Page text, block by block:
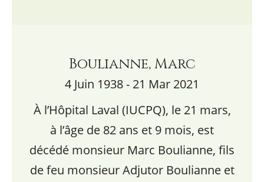
Boulianne, Marc
4 Juin 1938 - 21 Mar 2021
À l’Hôpital Laval (IUCPQ), le 21 mars,
à l’âge de 82 ans et 9 mois, est
décédé monsieur Marc Boulianne, fils
de feu monsieur Adjutor Boulianne et